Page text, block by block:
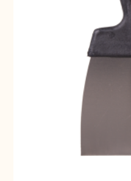
Свернуть